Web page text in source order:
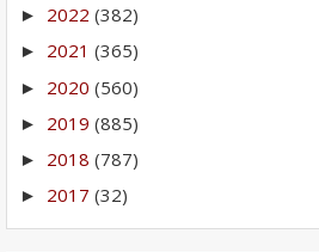
► 2022 (382)
► 2021 (365)
► 2020 (560)
► 2019 (885)
► 2018 (787)
► 2017 (32)